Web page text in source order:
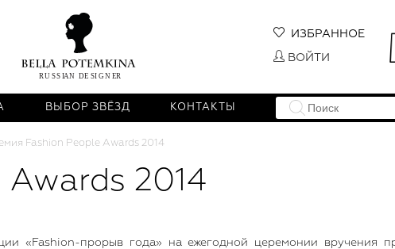
ИЗБРАННОЕ
ВОЙТИ
ВЫБОР ЗВЁЗД КОНТАКТЫ
Fashion People Awards 2014
2014
«Fashion-прорыв года» на ежегодной церемонии вручения